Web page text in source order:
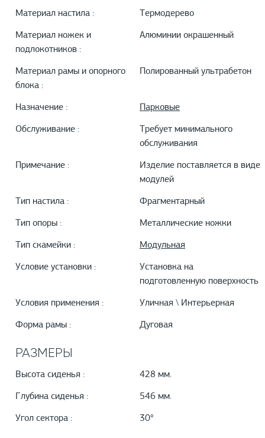
Материал настила : Термодерево
Материал ножек и
подлокотников :
Алюминии окрашенный
Материал рамы и опорного
блока :
Полированный ультрабетон
Назначение : Парковые
Обслуживание :
Требует минимального
обслуживания
Примечание :
Изделие поставляется в виде
модулей
Тип настила : Фрагментарный
Тип опоры : Металлические ножки
Тип скамейки : Модульная
Условие установки :
Установка на
подготовленную поверхность
Условия применения : Уличная \ Интерьерная
Форма рамы : Дуговая
РАЗМЕРЫ
Высота сиденья : 428 мм.
Глубина сиденья : 546 мм.
Угол сектора : 30°